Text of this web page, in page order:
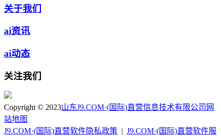
关于我们
ai资讯
ai动态
关注我们
Copyright © 2023山东J9.COM·(国际)直营信息技术有限公司 网
站地图
J9.COM·(国际)直营软件隐私政策
J9.COM·(国际)直营软件服